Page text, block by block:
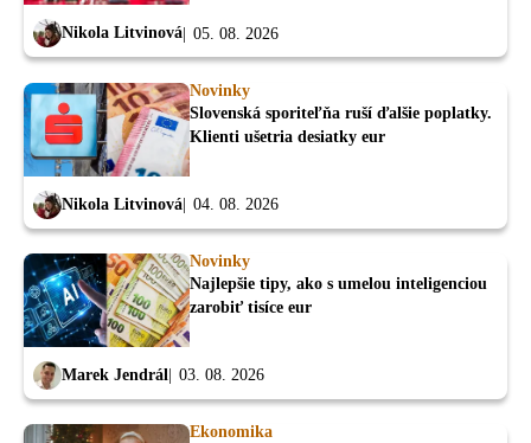
Nikola Litvinová 05. 08. 2026
Novinky
Slovenská sporiteľňa ruší ďalšie poplatky.
Klienti ušetria desiatky eur
Nikola Litvinová 04. 08. 2026
Novinky
Najlepšie tipy, ako s umelou inteligenciou
zarobiť tisíce eur
Marek Jendrál 03. 08. 2026
Ekonomika